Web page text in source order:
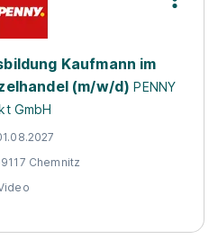
Kaufmann im
(m/w/d) PENNY
GmbH
Chemnitz